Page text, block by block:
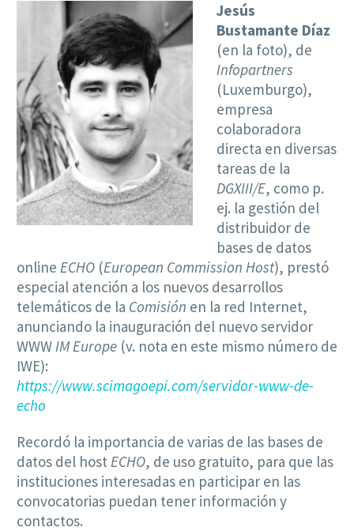
Jesús
Bustamante Díaz
(en la foto), de
Infopartners
(Luxemburgo),
empresa
colaboradora
directa en diversas
tareas de la
DGXIII/E, como p.
ej. la gestión del
distribuidor de
bases de datos
online ECHO (European Commission Host), prestó
especial atención a los nuevos desarrollos
telemáticos de la Comisión en la red Internet,
anunciando la inauguración del nuevo servidor
WWWIM Europe (v. nota en este mismo número de
IWE):
https://www.scimagoepi.com/servidor-www-de-
echo
Recordó la importancia de varias de las bases de
datos del host ECHO, de uso gratuito, para que las
instituciones interesadas en participar en las
convocatorias puedan tener información y
contactos.